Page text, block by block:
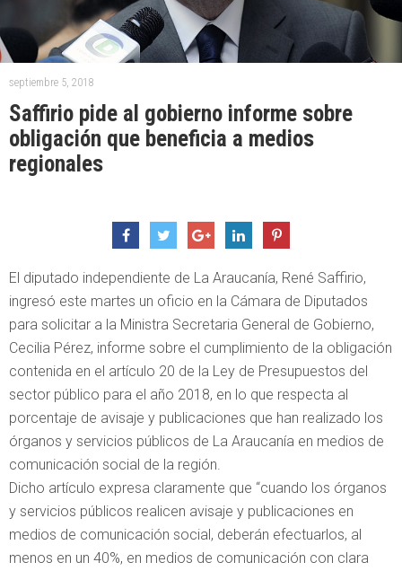
septiembre 5, 2018
Saffirio pide al gobierno informe sobre
obligación que beneficia a medios
regionales
El diputado independiente de La Araucanía, René Saffirio,
ingresó este martes un oficio en la Cámara de Diputados
para solicitar a la Ministra Secretaria General de Gobierno,
Cecilia Pérez, informe sobre el cumplimiento de la obligación
contenida en el artículo 20 de la Ley de Presupuestos del
sector público para el año 2018, en lo que respecta al
porcentaje de avisaje y publicaciones que han realizado los
órganos y servicios públicos de La Araucanía en medios de
comunicación social de la región.
Dicho artículo expresa claramente que “cuando los órganos
y servicios públicos realicen avisaje y publicaciones en
medios de comunicación social, deberán efectuarlos, al
menos en un 40%, en medios de comunicación con clara